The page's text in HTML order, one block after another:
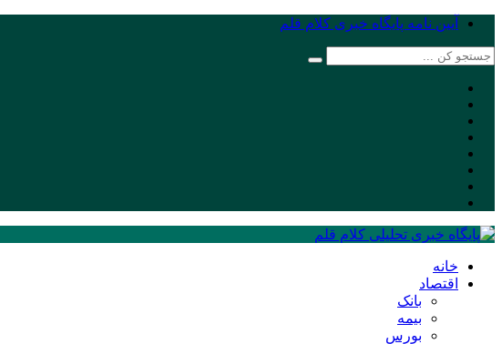
آیین نامه پایگاه خبری کلام قلم
خانه
اقتصاد
بانک
بیمه
بورس